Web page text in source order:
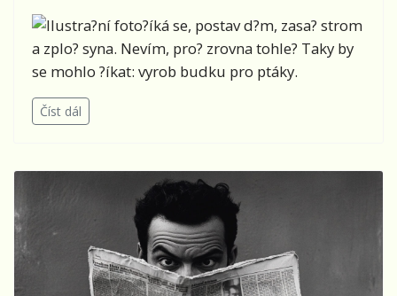
?íká se, postav d?m, zasa? strom
a zplo? syna. Nevím, pro? zrovna tohle? Taky by
se mohlo ?íkat: vyrob budku pro ptáky.
Číst dál